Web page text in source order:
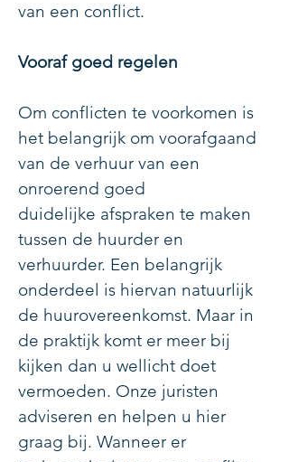
van een conflict.
Vooraf goed regelen
Om conflicten te voorkomen is
het belangrijk om voorafgaand
van de verhuur van een
onroerend goed
duidelijke afspraken te maken
tussen de huurder en
verhuurder. Een belangrijk
onderdeel is hiervan natuurlijk
de huurovereenkomst. Maar in
de praktijk komt er meer bij
kijken dan u wellicht doet
vermoeden. Onze juristen
adviseren en helpen u hier
graag bij. Wanneer er